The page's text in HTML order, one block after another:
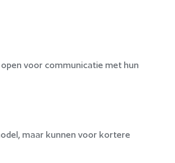
voor communicatie met hun
maar kunnen voor kortere